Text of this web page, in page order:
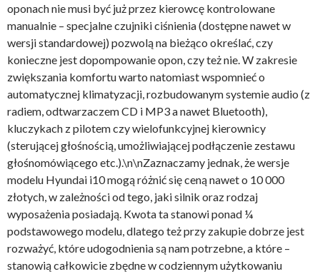
oponach nie musi być już przez kierowcę kontrolowane
manualnie – specjalne czujniki ciśnienia (dostępne nawet w
wersji standardowej) pozwolą na bieżąco określać, czy
konieczne jest dopompowanie opon, czy też nie. W zakresie
zwiększania komfortu warto natomiast wspomnieć o
automatycznej klimatyzacji, rozbudowanym systemie audio (z
radiem, odtwarzaczem CD i MP3 a nawet Bluetooth),
kluczykach z pilotem czy wielofunkcyjnej kierownicy
(sterującej głośnością, umożliwiającej podłączenie zestawu
głośnomówiącego etc.).\n\nZaznaczamy jednak, że wersje
modelu Hyundai i10 mogą różnić się ceną nawet o 10 000
złotych, w zależności od tego, jaki silnik oraz rodzaj
wyposażenia posiadają. Kwota ta stanowi ponad ¼
podstawowego modelu, dlatego też przy zakupie dobrze jest
rozważyć, które udogodnienia są nam potrzebne, a które –
stanowią całkowicie zbędne w codziennym użytkowaniu